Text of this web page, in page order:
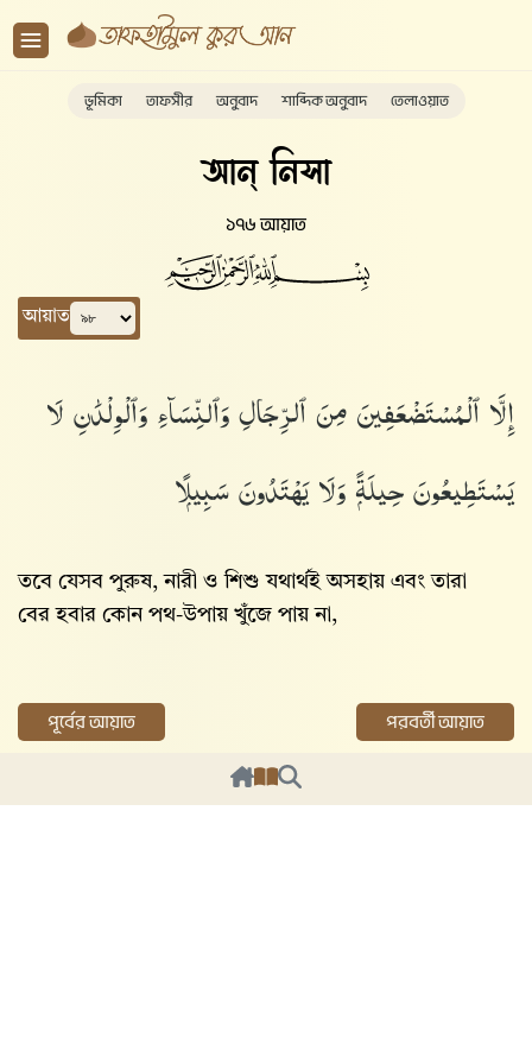
ভূমিকা তাফসীর অনুবাদ শাব্দিক অনুবাদ তেলাওয়াত
আন্ নিসা
১৭৬ আয়াত
আয়াত
إِلَّا ٱلْمُسْتَضْعَفِينَ مِنَ ٱلرِّجَالِ وَٱلنِّسَآءِ وَٱلْوِلْدَٰنِ لَا
يَسْتَطِيعُونَ حِيلَةًۭ وَلَا يَهْتَدُونَ سَبِيلًۭا
তবে যেসব পুরুষ, নারী ও শিশু যথার্থই অসহায় এবং তারা
বের হবার কোন পথ-উপায় খুঁজে পায় না,
পূর্বের আয়াত পরবর্তী আয়াত